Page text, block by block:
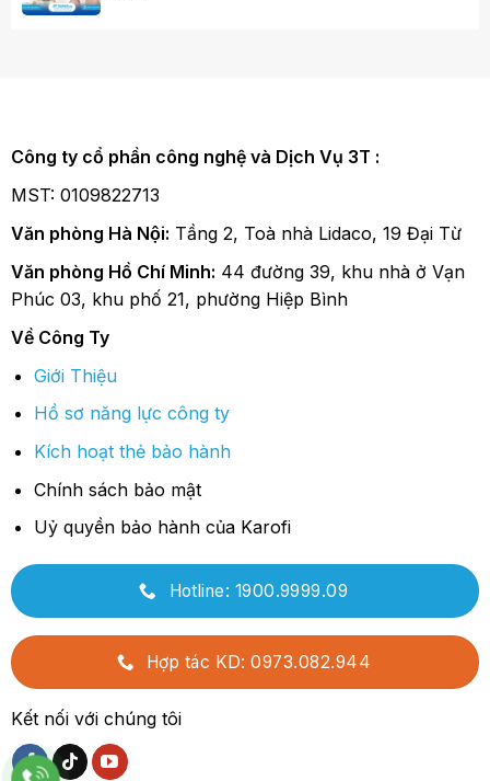
Công ty cổ phần công nghệ và Dịch Vụ 3T :
MST: 0109822713
Văn phòng Hà Nội: Tầng 2, Toà nhà Lidaco, 19 Đại Từ
Văn phòng Hồ Chí Minh: 44 đường 39, khu nhà ở Vạn
Phúc 03, khu phố 21, phường Hiệp Bình
Về Công Ty
Giới Thiệu
Hồ sơ năng lực công ty
Kích hoạt thẻ bảo hành
Chính sách bảo mật
Uỷ quyền bảo hành của Karofi
Hotline: 1900.9999.09
Hợp tác KD: 0973.082.944
Kết nối với chúng tôi